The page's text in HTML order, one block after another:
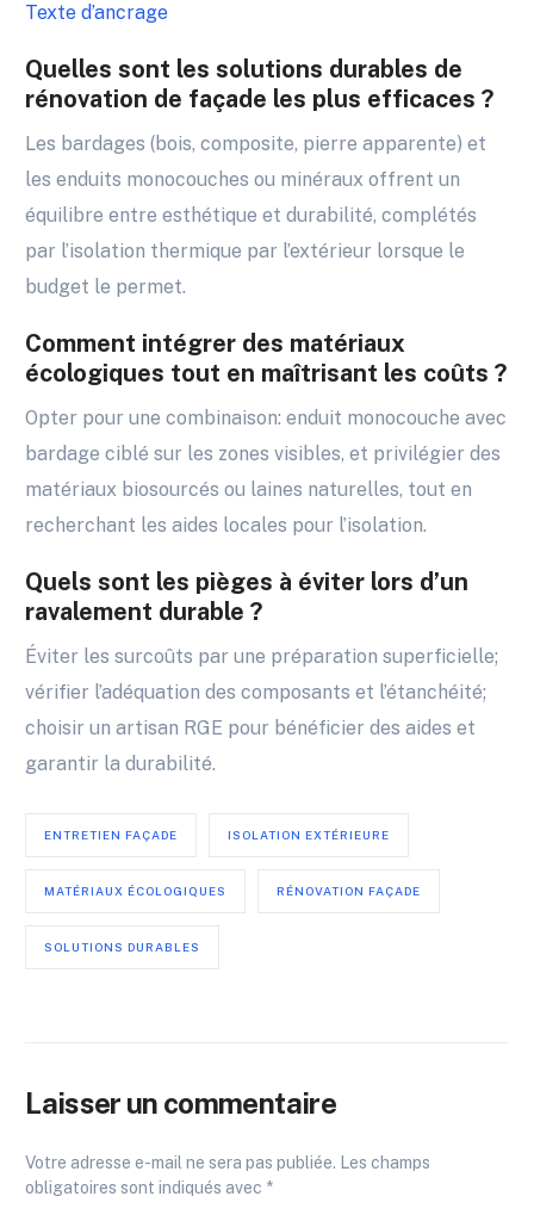
Texte d’ancrage
Quelles sont les solutions durables de
rénovation de façade les plus efficaces ?
Les bardages (bois, composite, pierre apparente) et
les enduits monocouches ou minéraux offrent un
équilibre entre esthétique et durabilité, complétés
par l’isolation thermique par l’extérieur lorsque le
budget le permet.
Comment intégrer des matériaux
écologiques tout en maîtrisant les coûts ?
Opter pour une combinaison: enduit monocouche avec
bardage ciblé sur les zones visibles, et privilégier des
matériaux biosourcés ou laines naturelles, tout en
recherchant les aides locales pour l’isolation.
Quels sont les pièges à éviter lors d’un
ravalement durable ?
Éviter les surcoûts par une préparation superficielle;
vérifier l’adéquation des composants et l’étanchéité;
choisir un artisan RGE pour bénéficier des aides et
garantir la durabilité.
ENTRETIEN FAÇADE ISOLATION EXTÉRIEURE
MATÉRIAUX ÉCOLOGIQUES RÉNOVATION FAÇADE
SOLUTIONS DURABLES
Laisser un commentaire
Votre adresse e-mail ne sera pas publiée. Les champs
obligatoires sont indiqués avec *